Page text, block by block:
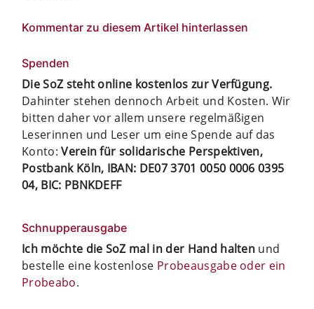
Kommentar zu diesem Artikel hinterlassen
Spenden
Die SoZ steht online kostenlos zur Verfügung.
Dahinter stehen dennoch Arbeit und Kosten. Wir
bitten daher vor allem unsere regelmäßigen
Leserinnen und Leser um eine Spende auf das
Konto:Verein für solidarische Perspektiven,
Postbank Köln, IBAN: DE07 3701 0050 0006 0395
04, BIC: PBNKDEFF
Schnupperausgabe
Ich möchte die SoZ mal in der Hand halten und
bestelle eine kostenlose Probeausgabe oder ein
Probeabo.